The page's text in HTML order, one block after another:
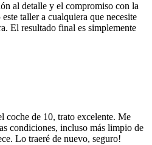
al detalle y el compromiso con la
taller a cualquiera que necesite
El resultado final es simplemente
coche de 10, trato excelente. Me
condiciones, incluso más limpio de
Lo traeré de nuevo, seguro!